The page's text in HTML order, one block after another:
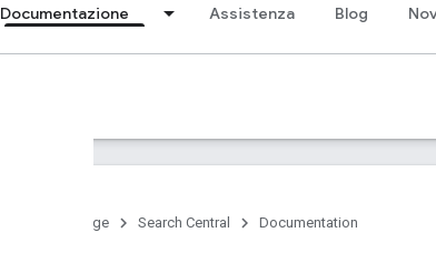
Documentazione Assistenza Blog
Home page Search Central Documentation